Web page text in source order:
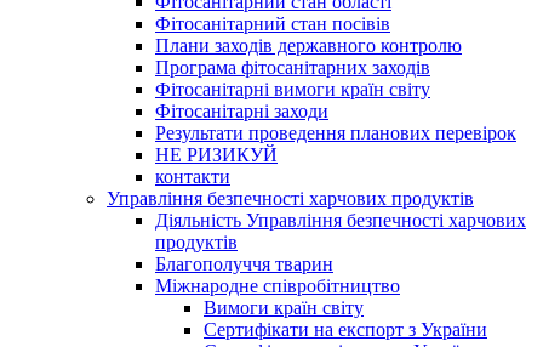
Фітосанітарний стан посівів
Плани заходів державного контролю
Програма фітосанітарних заходів
Фітосанітарні вимоги країн світу
Фітосанітарні заходи
Результати проведення планових перевірок
НЕ РИЗИКУЙ
контакти
Управління безпечності харчових продуктів
Діяльність Управління безпечності харчових
продуктів
Благополуччя тварин
Міжнародне співробітництво
Вимоги країн світу
Сертифікати на експорт з України